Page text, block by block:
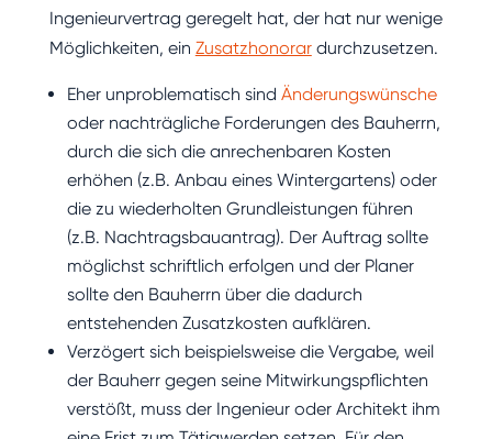
Ingenieurvertrag geregelt hat, der hat nur wenige
Möglichkeiten, ein Zusatzhonorardurchzusetzen.
Eher unproblematisch sind Änderungswünsche
oder nachträgliche Forderungen des Bauherrn,
durch die sich die anrechenbaren Kosten
erhöhen (z.B. Anbau eines Wintergartens) oder
die zu wiederholten Grundleistungen führen
(z.B. Nachtragsbauantrag). Der Auftrag sollte
möglichst schriftlich erfolgen und der Planer
sollte den Bauherrn über die dadurch
entstehenden Zusatzkosten aufklären.
Verzögert sich beispielsweise die Vergabe, weil
der Bauherr gegen seine Mitwirkungspflichten
verstößt, muss der Ingenieur oder Architekt ihm